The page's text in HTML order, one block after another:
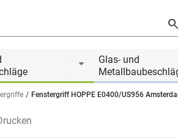
Glas- und
Fenstergriff HOPPE E0400/US956